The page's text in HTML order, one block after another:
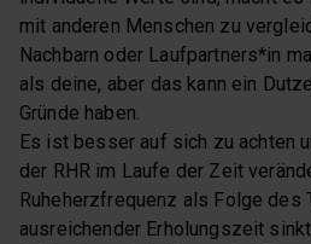
mit anderen Menschen zu
Nachbarn oder Laufpartners*in
als deine, aber das kann ein
Gründe haben.
Es ist besser auf sich zu achten
der RHR im Laufe der Zeit
Ruheherzfrequenz als Folge des
ausreichender Erholungszeit